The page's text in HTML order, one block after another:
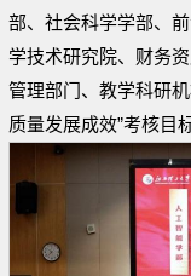
部、社会科学学部、
学技术研究院、财务
管理部门、教学科研
质量发展成效”考核目